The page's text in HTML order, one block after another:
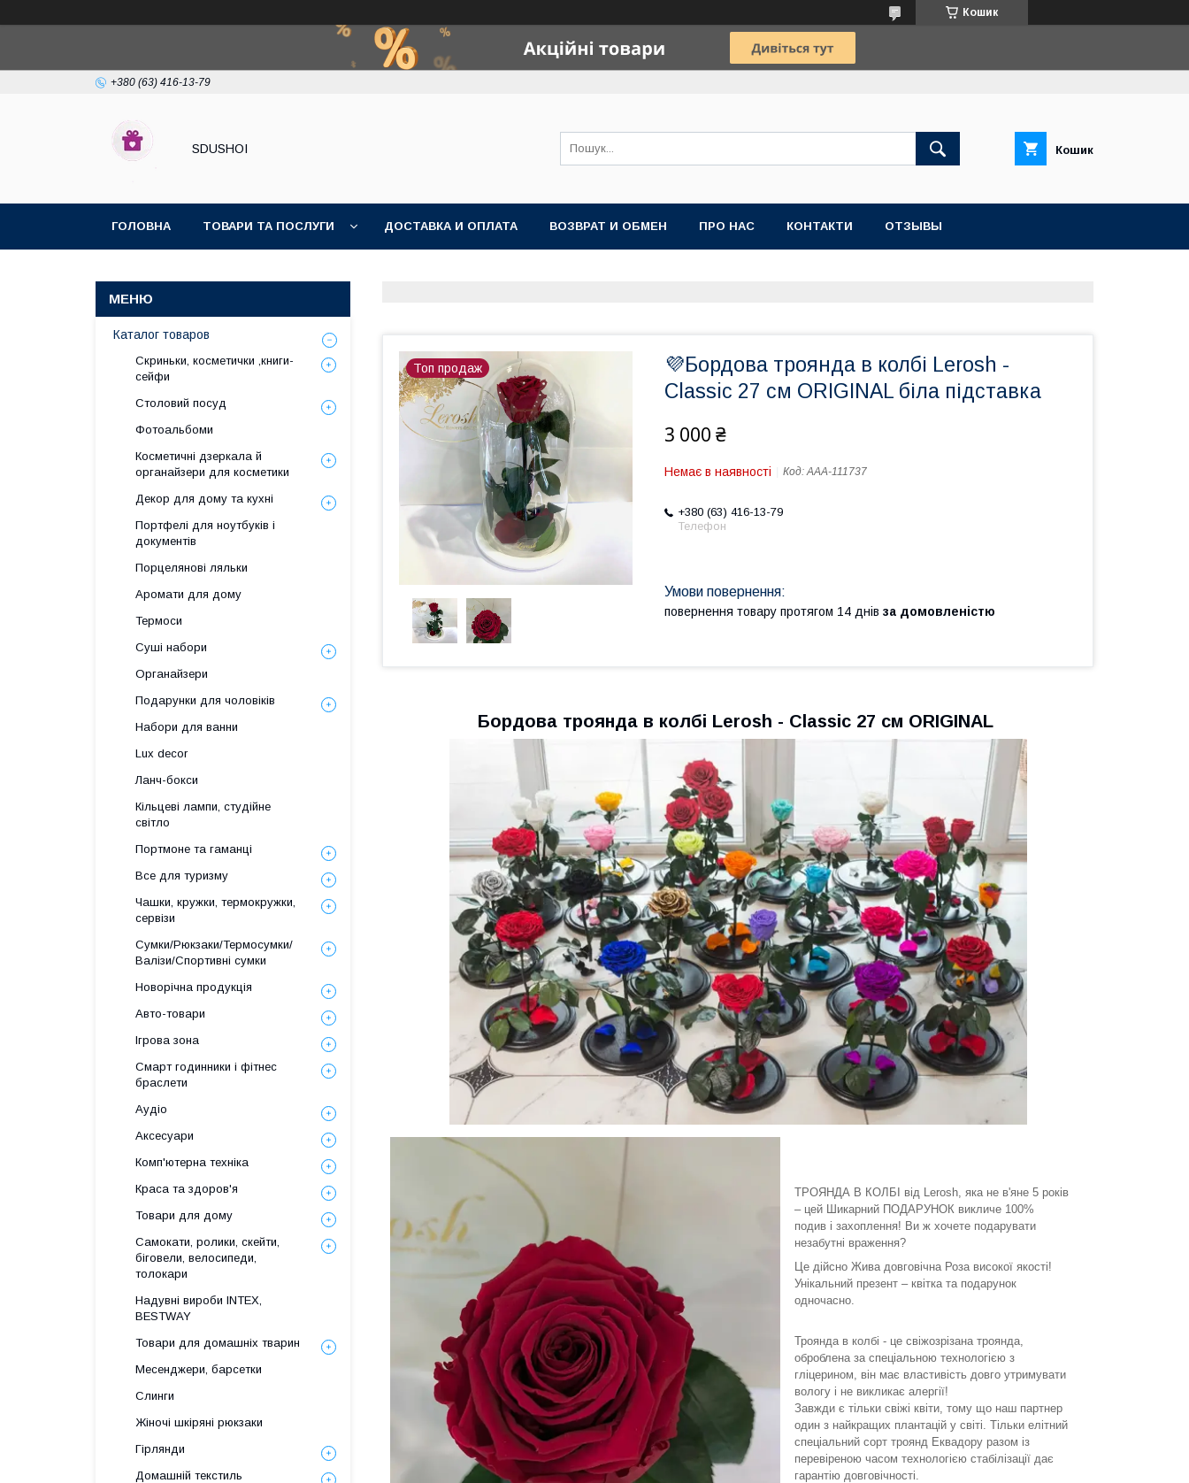
Кошик
+380 (63) 416-13-79
SDUSHOI Кошик
ГОЛОВНА ТОВАРИ ТА ПОСЛУГИ ДОСТАВКА И ОПЛАТА ВОЗВРАТ И ОБМЕН ПРО НАС КОНТАКТИ ОТЗЫВЫ
Топ продаж
💜Бордова троянда в колбі Lerosh -
Classic 27 см ORIGINAL біла підставка
3 000 ₴
Немає в наявності Код:AAA-111737
+380 (63) 416-13-79
Телефон
повернення товару протягом 14 днів за домовленістю
Бордова троянда в колбі Lerosh - Classic 27 см ORIGINAL
ТРОЯНДА В КОЛБІ від Lerosh, яка не в'яне 5 років
– цей Шикарний ПОДАРУНОК викличе 100%
подив і захоплення! Ви ж хочете подарувати
незабутні враження?
Це дійсно Жива довговічна Роза високої якості!
Унікальний презент – квітка та подарунок
одночасно.
Троянда в колбі - це свіжозрізана троянда,
оброблена за спеціальною технологією з
гліцерином, він має властивість довго утримувати
вологу і не викликає алергії!
Завжди є тільки свіжі квіти, тому що наш партнер
один з найкращих плантацій у світі. Тільки елітний
спеціальний сорт троянд Еквадору разом із
перевіреною часом технологією стабілізації дає
гарантію довговічності.
Каталог товаров
Скриньки, косметички ,книги-
сейфи
Столовий посуд
Фотоальбоми
Косметичні дзеркала й
органайзери для косметики
Декор для дому та кухні
Портфелі для ноутбуків і
документів
Порцелянові ляльки
Аромати для дому
Термоси
Суші набори
Органайзери
Подарунки для чоловіків
Набори для ванни
Lux decor
Ланч-бокси
Кільцеві лампи, студійне
світло
Портмоне та гаманці
Все для туризму
Чашки, кружки, термокружки,
сервізи
Сумки/Рюкзаки/Термосумки/
Валізи/Спортивні сумки
Новорічна продукція
Авто-товари
Ігрова зона
Смарт годинники і фітнес
браслети
Аудіо
Аксесуари
Комп'ютерна техніка
Краса та здоров'я
Товари для дому
Самокати, ролики, скейти,
біговели, велосипеди,
толокари
Надувні вироби INTEX,
BESTWAY
Товари для домашніх тварин
Месенджери, барсетки
Слинги
Жіночі шкіряні рюкзаки
Гірлянди
Домашній текстиль